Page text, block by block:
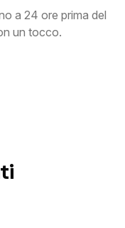
a 24 ore prima del
un tocco.